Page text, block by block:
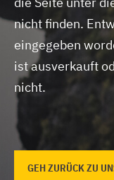
nicht finden.
eingegeben
ist ausverkauft
nicht.
GEH ZURÜCK ZU